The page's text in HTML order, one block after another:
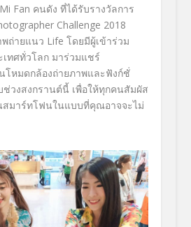
Fan คนดัง ที่ได้รับรางวัลการ
Challenge 2018
ถ่ายแนว Life โดยมีผู้เข้าร่วม
ทศทั่วโลก มาร่วมแชร์
โหมดกล้องถ่ายภาพและฟังก์ชั่
วงสงกรานต์นี้ เพื่อให้ทุกคนสัมผัส
สมาร์ทโฟนในแบบที่คุณอาจจะไม่